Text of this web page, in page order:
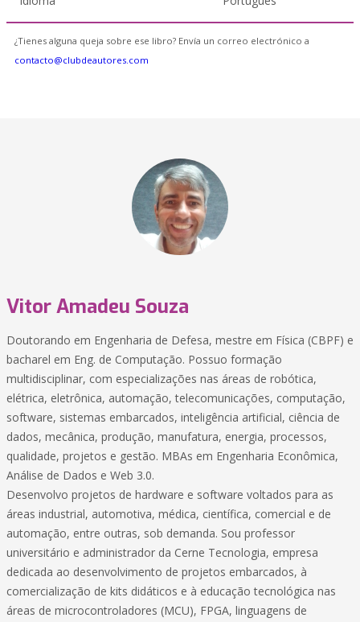
¿Tienes alguna queja sobre ese libro? Envía un correo electrónico a
contacto@clubdeautores.com
Vitor Amadeu Souza
Doutorando em Engenharia de Defesa, mestre em Física (CBPF) e
bacharel em Eng. de Computação. Possuo formação
multidisciplinar, com especializações nas áreas de robótica,
elétrica, eletrônica, automação, telecomunicações, computação,
software, sistemas embarcados, inteligência artificial, ciência de
dados, mecânica, produção, manufatura, energia, processos,
qualidade, projetos e gestão. MBAs em Engenharia Econômica,
Análise de Dados e Web 3.0.
Desenvolvo projetos de hardware e software voltados para as
áreas industrial, automotiva, médica, científica, comercial e de
automação, entre outras, sob demanda. Sou professor
universitário e administrador da Cerne Tecnologia, empresa
dedicada ao desenvolvimento de projetos embarcados, à
comercialização de kits didáticos e à educação tecnológica nas
áreas de microcontroladores (MCU), FPGA, linguagens de